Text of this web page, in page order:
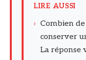
LIRE AUSSI
› Combien
conserver
La réponse